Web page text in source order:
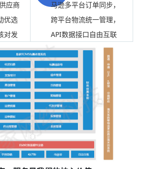
应商
优选
对发
马逊多平台订单同步，
跨平台物流统一管理，
API数据接口自由互联
用户系统。